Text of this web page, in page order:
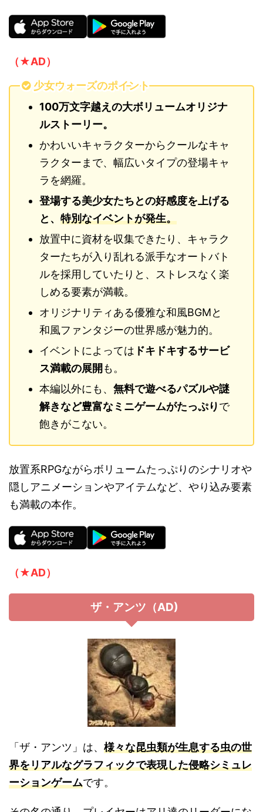
（★AD）
少女ウォーズのポイント
100万文字越えの大ボリュームオリジナ
ルストーリー。
かわいいキャラクターからクールなキャ
ラクターまで、幅広いタイプの登場キャ
ラを網羅。
登場する美少女たちとの好感度を上げる
と、 特別なイベントが発生。
放置中に資材を収集できたり、キャラク
ターたちが入り乱れる派手なオートバト
ルを採用していたりと、ストレスなく楽
しめる要素が満載。
オリジナリティある優雅な和風BGMと
和風ファンタジーの世界感が魅力的。
イベントによっては ドキドキするサービ
ス満載の展開も。
本編以外にも、 無料で遊べるパズルや謎
解きなど豊富なミニゲームがたっぷりで
飽きがこない。
放置系RPGながらボリュームたっぷりのシナリオや
隠しアニメーションやアイテムなど、やり込み要素
も満載の本作。
（★AD）
ザ・アンツ（AD)
「ザ・アンツ」は、 様々な昆虫類が生息する虫の世
界をリアルなグラフィックで表現した侵略シミュレ
ーションゲームです。